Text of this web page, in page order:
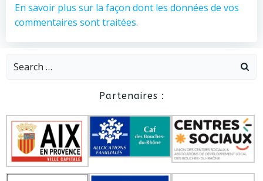
En savoir plus sur la façon dont les données de vos
commentaires sont traitées.
Search
Partenaires :